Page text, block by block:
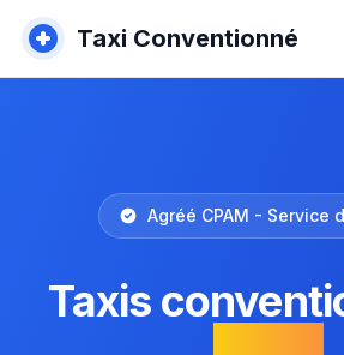
Taxi Conventionné
Agréé CPAM - Service
Taxis